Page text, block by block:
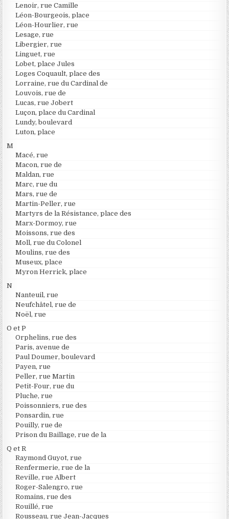
Lenoir, rue Camille
Léon-Bourgeois, place
Léon-Hourlier, rue
Lesage, rue
Libergier, rue
Linguet, rue
Lobet, place Jules
Loges Coquault, place des
Lorraine, rue du Cardinal de
Louvois, rue de
Lucas, rue Jobert
Luçon, place du Cardinal
Lundy, boulevard
Luton, place
M
Macé, rue
Macon, rue de
Maldan, rue
Marc, rue du
Mars, rue de
Martin-Peller, rue
Martyrs de la Résistance, place des
Marx-Dormoy, rue
Moissons, rue des
Moll, rue du Colonel
Moulins, rue des
Museux, place
Myron Herrick, place
N
Nanteuil, rue
Neufchâtel, rue de
Noël, rue
O et P
Orphelins, rue des
Paris, avenue de
Paul Doumer, boulevard
Payen, rue
Peller, rue Martin
Petit-Four, rue du
Pluche, rue
Poissonniers, rue des
Ponsardin, rue
Pouilly, rue de
Prison du Baillage, rue de la
Q et R
Raymond Guyot, rue
Renfermerie, rue de la
Reville, rue Albert
Roger-Salengro, rue
Romains, rue des
Rouillé, rue
Rousseau, rue Jean-Jacques